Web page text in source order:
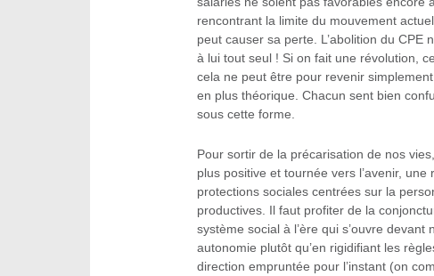
rencontrant la limite du mouvement
peut causer sa perte. L’abolition du CPE
à lui tout seul ! Si on fait une révolution,
cela ne peut être pour revenir
en plus théorique. Chacun sent bien
sous cette forme.
Pour sortir de la précarisation de nos
plus positive et tournée vers l’avenir, une
protections sociales centrées sur la
productives. Il faut profiter de la
système social à l’ère qui s’ouvre
autonomie plutôt qu’en rigidifiant les
direction empruntée pour l’instant (on